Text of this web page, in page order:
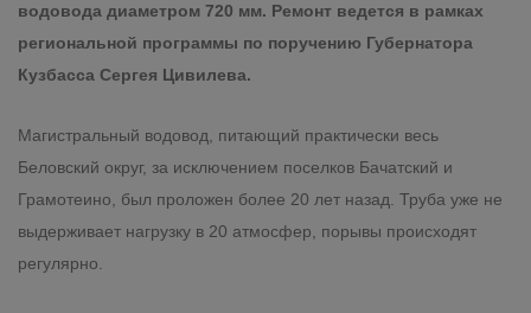
водовода диаметром 720 мм. Ремонт ведется в рамках
региональной программы по поручению Губернатора
Кузбасса Сергея Цивилева.
Магистральный водовод, питающий практически весь
Беловский округ, за исключением поселков Бачатский и
Грамотеино, был проложен более 20 лет назад. Труба уже не
выдерживает нагрузку в 20 атмосфер, порывы происходят
регулярно.